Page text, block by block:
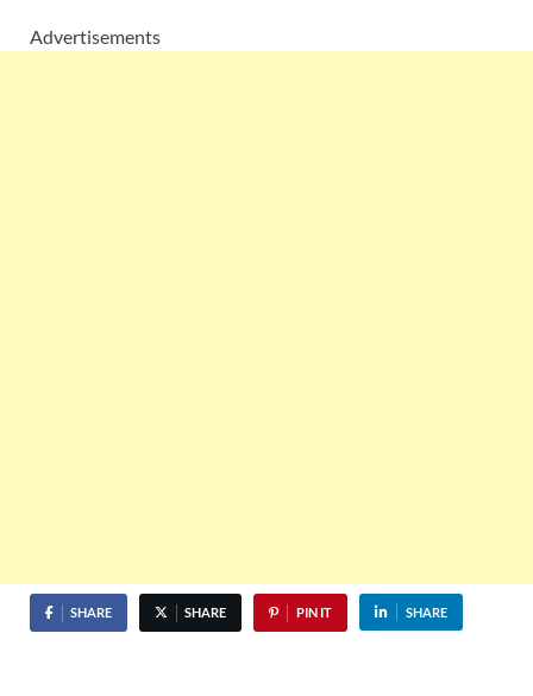
Advertisements
SHARE SHARE PIN IT SHARE